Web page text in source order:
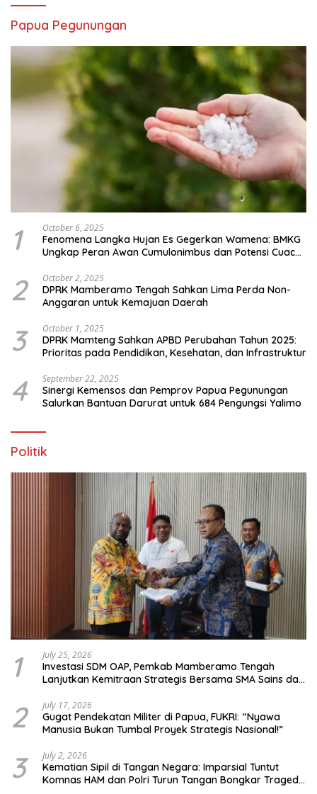
Papua Pegunungan
1 October 6, 2025
Fenomena Langka Hujan Es Gegerkan Wamena: BMKG
Ungkap Peran Awan Cumulonimbus dan Potensi Cuaca
2 October 2, 2025
DPRK Mamberamo Tengah Sahkan Lima Perda Non-
Anggaran untuk Kemajuan Daerah
3 October 1, 2025
DPRK Mamteng Sahkan APBD Perubahan Tahun 2025:
Prioritas pada Pendidikan, Kesehatan, dan Infrastruktur
4 September 22, 2025
Sinergi Kemensos dan Pemprov Papua Pegunungan
Salurkan Bantuan Darurat untuk 684 Pengungsi Yalimo
Politik
1 July 25, 2026
Investasi SDM OAP, Pemkab Mamberamo Tengah
Lanjutkan Kemitraan Strategis Bersama SMA Sains dan
2 July 17, 2026
Gugat Pendekatan Militer di Papua, FUKRI: “Nyawa
Manusia Bukan Tumbal Proyek Strategis Nasional!”
3 July 2, 2026
Kematian Sipil di Tangan Negara: Imparsial Tuntut
Komnas HAM dan Polri Turun Tangan Bongkar Tragedi